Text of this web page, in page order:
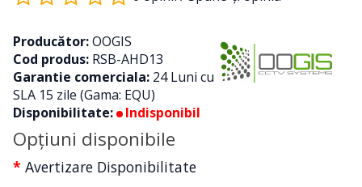
Producător:OOGIS
Cod produs: RSB-AHD13
Garantie comerciala: 24 Luni cu
SLA 15 zile (Gama: EQU)
Disponibilitate:
Indisponibil
Opţiuni disponibile
Avertizare Disponibilitate